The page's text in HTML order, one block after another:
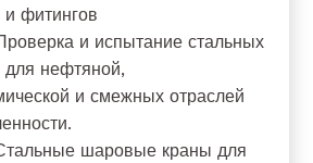
и фитингов
и испытание стальных
для нефтяной,
и смежных отраслей
шаровые краны для